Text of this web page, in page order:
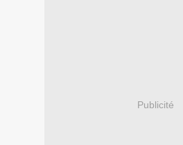
Publicité